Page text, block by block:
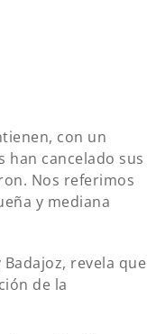
con un
han cancelado sus
Nos referimos
y mediana
revela que
de la